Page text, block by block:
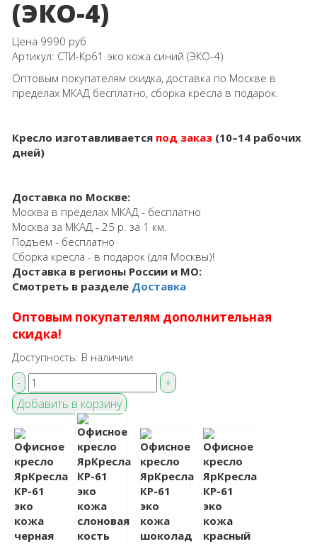
(ЭКО-4)
Цена 9990 руб
Артикул: СТИ-Кр61 эко кожа синий (ЭКО-4)
Оптовым покупателям скидка, доставка по Москве в
пределах МКАД бесплатно, сборка кресла в подарок.
Кресло изготавливается под заказ (10–14 рабочих
дней)
Доставка по Москве:
Москва в пределах МКАД - бесплатно
Москва за МКАД - 25 р. за 1 км.
Подъем - бесплатно
Сборка кресла - в подарок (для Москвы)!
Доставка в регионы России и МО:
Смотреть в разделе Доставка
Оптовым покупателям дополнительная
скидка!
Доступность: В наличии